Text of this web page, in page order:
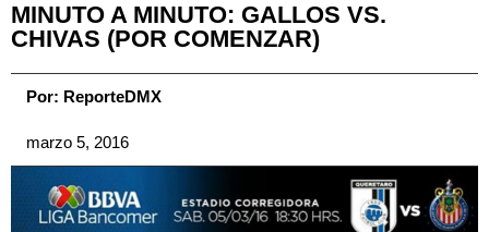
MINUTO A MINUTO: GALLOS VS.
CHIVAS (POR COMENZAR)
Por: ReporteDMX
marzo 5, 2016